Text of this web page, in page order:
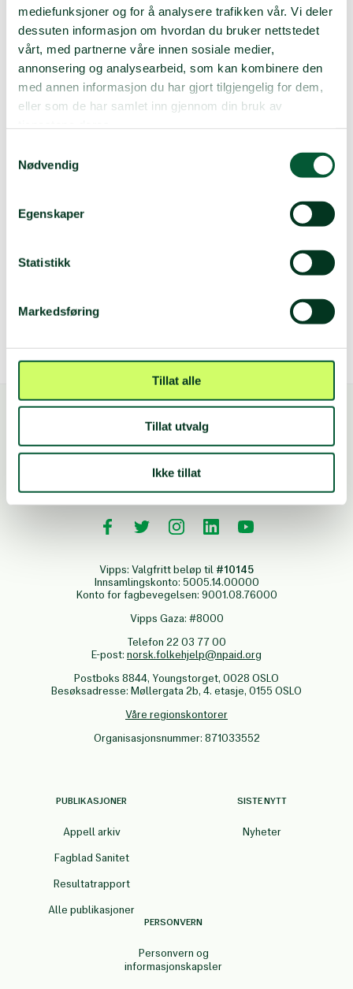
mediefunksjoner og for å analysere trafikken vår. Vi deler
dessuten informasjon om hvordan du bruker nettstedet
vårt, med partnerne våre innen sosiale medier,
annonsering og analysearbeid, som kan kombinere den
med annen informasjon du har gjort tilgjengelig for dem,
eller som de har samlet inn gjennom din bruk av
Nødvendig
Egenskaper
Statistikk
Markedsføring
Tillat alle
Tillat utvalg
Ikke tillat
Kontakt oss
Du kan kontakte oss på:
Lars Hillesgate 19, 3. etg, 5008BERGEN
Bli medlem i dag
Vipps: Valgfritt beløp til #10145
Innsamlingskonto: 5005.14.00000
Konto for fagbevegelsen: 9001.08.76000
Vipps Gaza: #8000
Telefon 22 03 77 00
E-post: norsk.folkehjelp@npaid.org
Postboks 8844, Youngstorget, 0028 OSLO
Besøksadresse: Møllergata 2b, 4. etasje, 0155 OSLO
Våre regionskontorer
Organisasjonsnummer: 871033552
PUBLIKASJONER
Appell arkiv
Fagblad Sanitet
Resultatrapport
Alle publikasjoner
SISTE NYTT
Nyheter
PERSONVERN
Personvern og
informasjonskapsler